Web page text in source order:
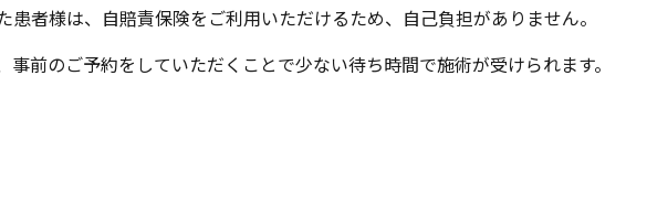
患者様は、自賠責保険をご利用いただけるため、自己負担がありません。
事前のご予約をしていただくことで少ない待ち時間で施術が受けられます。